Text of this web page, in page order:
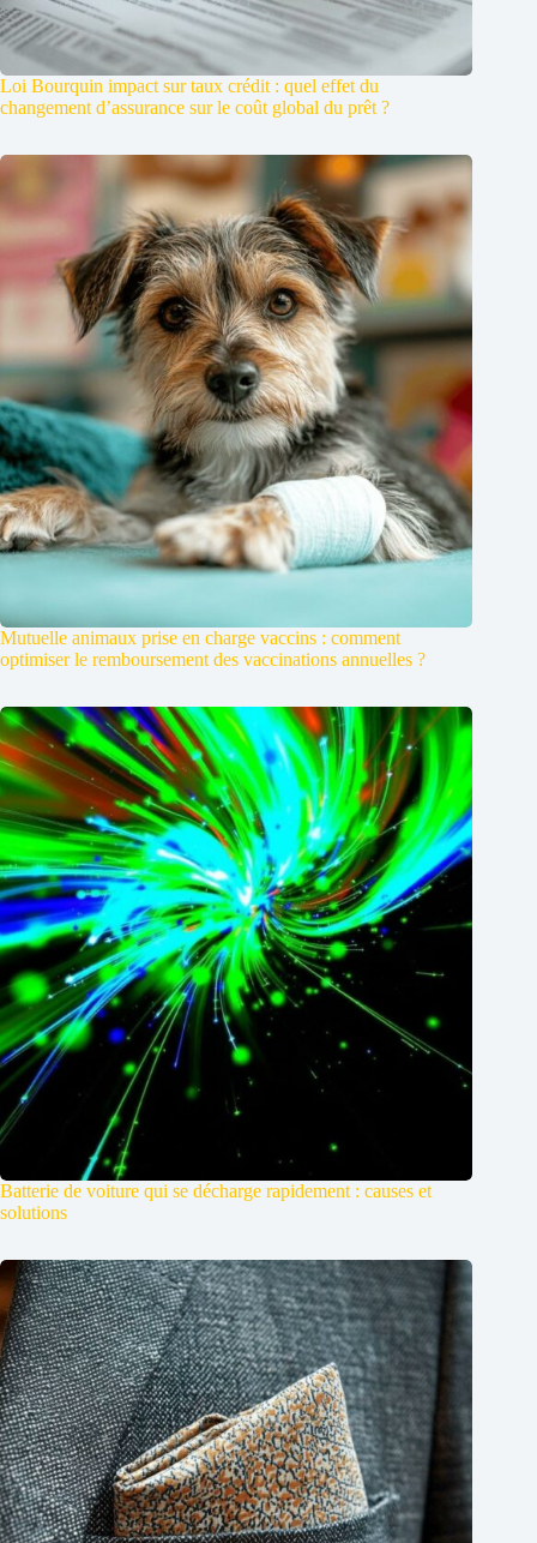
Loi Bourquin impact sur taux crédit : quel effet du
changement d’assurance sur le coût global du prêt ?
Mutuelle animaux prise en charge vaccins : comment
optimiser le remboursement des vaccinations annuelles ?
Batterie de voiture qui se décharge rapidement : causes et
solutions